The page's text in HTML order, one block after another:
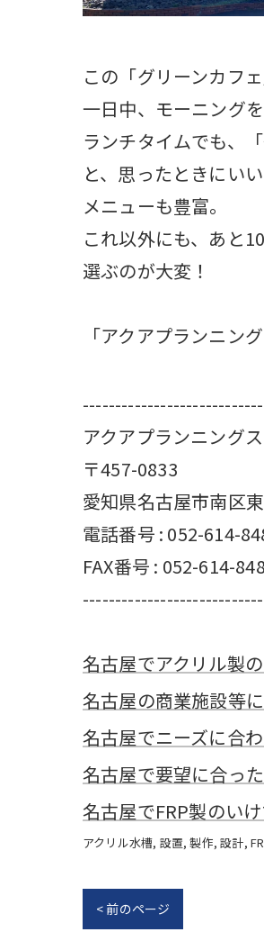
この「グリーンカフェ
一日中、モーニングを
ランチタイムでも、
と、思ったときにい
メニューも豊富。
これ以外にも、あと
選ぶのが大変！
「アクアプランニン
アクアプランニング
〒457-0833
愛知県名古屋市南区
電話番号 : 052-614-
FAX番号 : 052-614-
名古屋でアクリル製
名古屋の商業施設等
名古屋でニーズに合
名古屋で要望に合っ
名古屋でFRP製のい
アクリル水槽 設置 製作 設計
< 前のページ